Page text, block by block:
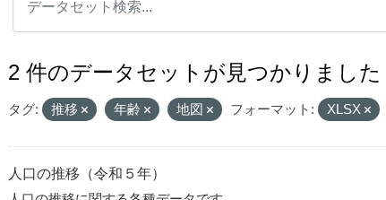
2 件のデータセットが見つかりました
タグ: 推移 年齢 地図 フォーマット: XLSX
人口の推移（令和５年）